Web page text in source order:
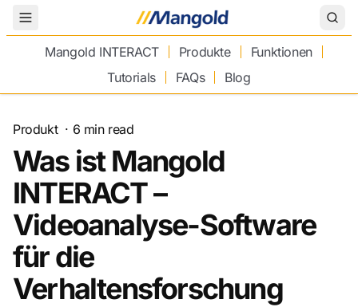
Toggle Menu
Mangold INTERACT
Produkte
Funktionen
Tutorials
FAQs Blog
Produkt· 6 min read
Was ist Mangold
INTERACT –
Videoanalyse-Software
für die
Verhaltensforschung